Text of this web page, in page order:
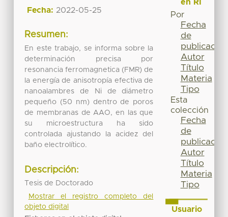
Fecha: 2022-05-25
Resumen:
En este trabajo, se informa sobre la
determinación precisa por
resonancia ferromagnetica (FMR) de
la energía de anisotropía efectiva de
nanoalambres de Ni de diámetro
pequeño (50 nm) dentro de poros
de membranas de AAO, en las que
su microestructura ha sido
controlada ajustando la acidez del
baño electrolítico.
Descripción:
Tesis de Doctorado
Mostrar el registro completo del
objeto digital
en RI
Por
Fecha
de
publicación
Autor
Título
Materia
Tipo
Esta
colección
Fecha
de
publicación
Autor
Título
Materia
Tipo
Usuario